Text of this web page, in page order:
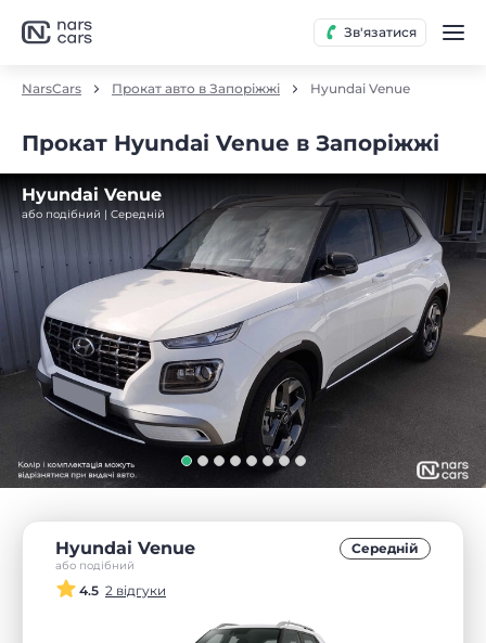
Зв'язатися
NarsCars Прокат авто в Запоріжжі Hyundai Venue
Прокат Hyundai Venue в Запоріжжі
Hyundai Venue
або подібний | Середнiй
Hyundai Venue
або подібний
Середнiй
4.5 2 відгуки